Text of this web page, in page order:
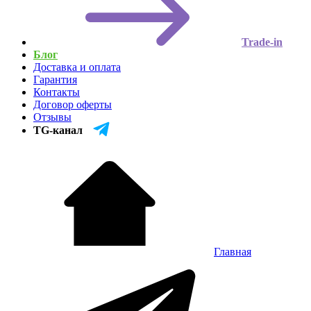
Trade-in
Блог
Доставка и оплата
Гарантия
Контакты
Договор оферты
Отзывы
TG-канал
Главная